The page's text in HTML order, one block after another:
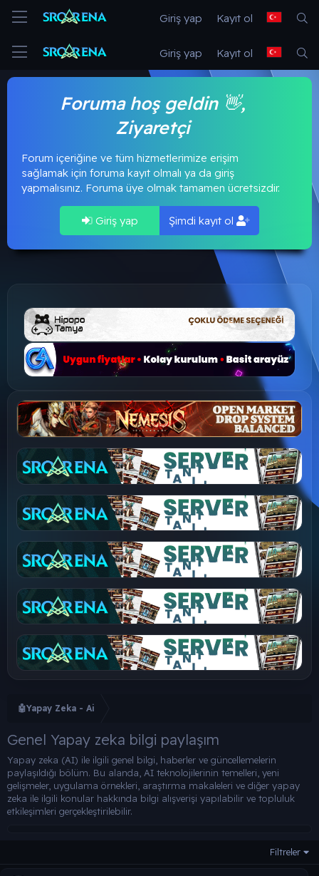
Giriş yap Kayıt ol
Giriş yap Kayıt ol
Foruma hoş geldin 👋,
Ziyaretçi
Forum içeriğine ve tüm hizmetlerimize erişim
sağlamak için foruma kayıt olmalı ya da giriş
yapmalısınız. Foruma üye olmak tamamen ücretsizdir.
Giriş yap Şimdi kayıt ol
🤖Yapay Zeka - Ai
Genel Yapay zeka bilgi paylaşım
Yapay zeka (AI) ile ilgili genel bilgi, haberler ve güncellemelerin
paylaşıldığı bölüm. Bu alanda, AI teknolojilerinin temelleri, yeni
gelişmeler, uygulama örnekleri, araştırma makaleleri ve diğer yapay
zeka ile ilgili konular hakkında bilgi alışverişi yapılabilir ve topluluk
etkileşimleri gerçekleştirilebilir.
Filtreler